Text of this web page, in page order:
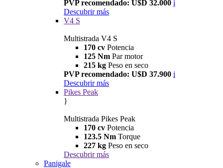
PVP recomendado: U$D 32.000 i
Descubrir más
V4 S
Multistrada V4 S
170 cv Potencia
125 Nm Par motor
215 kg Peso en seco
PVP recomendado: U$D 37.900 i
Descubrir más
Pikes Peak
}
Multistrada Pikes Peak
170 cv Potencia
123.5 Nm Torque
227 kg Peso en seco
Descubrir más
Panigale